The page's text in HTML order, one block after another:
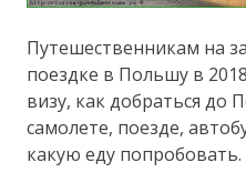
Путешественникам на
поездке в Польшу в
визу, как добраться
самолете, поезде,
какую еду попробовать.